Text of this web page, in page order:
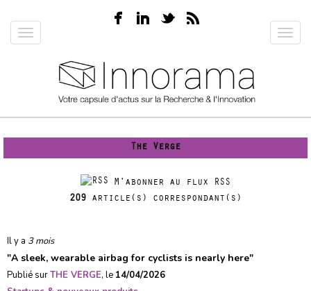
au
contenuToggle
The Verge
M'abonner au flux RSS
209 article(s) correspondant(s)
Il y a 3 mois
"A sleek, wearable airbag for cyclists is nearly here"
Publié surTHE VERGE, le 14/04/2026